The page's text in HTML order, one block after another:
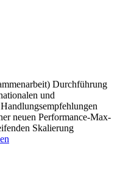
Durchführung
und
neuen Performance-Max-
Skalierung